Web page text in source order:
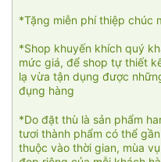
*Tặng miễn phí thiệp chúc
*Shop khuyến khích quý
mức giá, để shop tự thiết
lạ vừa tận dụng được
đụng hàng
*Do đặt thù là sản phẩm
tươi thành phẩm có thể
thuộc vào thời gian, mùa